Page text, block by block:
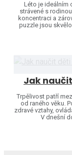
Léto je ideálním
strávené s
koncentraci a
puzzle jsou
Trpělivost patří
od raného věku.
zdravé vztahy,
V dnešní